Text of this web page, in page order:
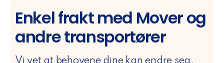
Enkel frakt med Mover og
andre transportører
Vi vet at behovene dine kan endre seg.